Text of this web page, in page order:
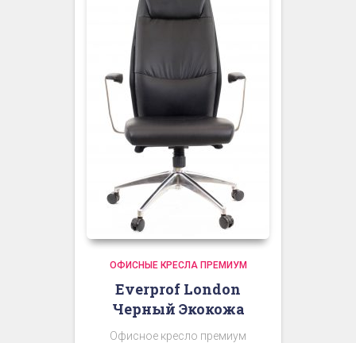
ОФИСНЫЕ КРЕСЛА ПРЕМИУМ
Everprof London
Черный Экокожа
Офисное кресло премиум